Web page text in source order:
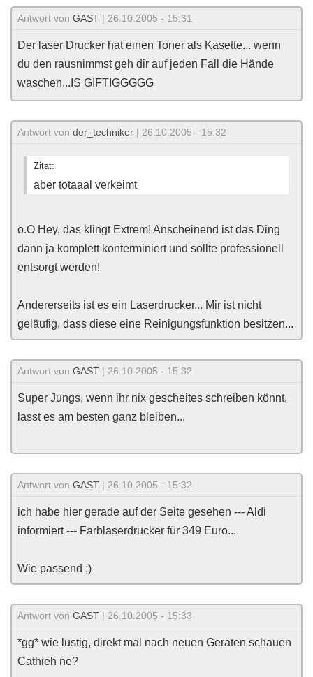
Antwort von GAST | 26.10.2005 - 15:31
Der laser Drucker hat einen Toner als Kasette... wenn
du den rausnimmst geh dir auf jeden Fall die Hände
waschen...IS GIFTIGGGGG
Antwort von der_techniker | 26.10.2005 - 15:32
Zitat:
aber totaaal verkeimt
o.O Hey, das klingt Extrem! Anscheinend ist das Ding
dann ja komplett konterminiert und sollte professionell
entsorgt werden!
Andererseits ist es ein Laserdrucker... Mir ist nicht
geläufig, dass diese eine Reinigungsfunktion besitzen...
Antwort von GAST | 26.10.2005 - 15:32
Super Jungs, wenn ihr nix gescheites schreiben könnt,
lasst es am besten ganz bleiben...
Antwort von GAST | 26.10.2005 - 15:32
ich habe hier gerade auf der Seite gesehen --- Aldi
informiert --- Farblaserdrucker für 349 Euro...
Wie passend ;)
Antwort von GAST | 26.10.2005 - 15:33
*gg* wie lustig, direkt mal nach neuen Geräten schauen
Cathieh ne?